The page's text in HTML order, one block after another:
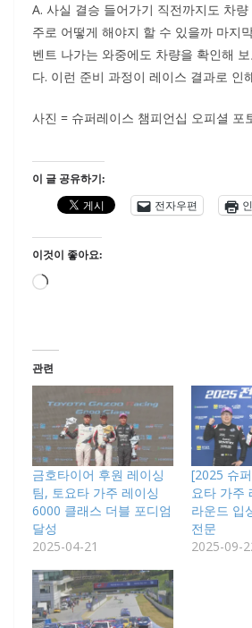
A. 사실 결승 들어가기 직전까지도 차
주로 어떻게 해야지 할 수 있을까 마지
벤트 나가는 와중에도 차량을 확인해
다. 이런 준비 과정이 레이스 결과로 인
사진 = 슈퍼레이스 챔피언십 오피셜 포
이 글 공유하기:
전자우편
이것이 좋아요:
로
관련
금호타이어 후원 레이싱
팀, 토요타 가주 레이싱
6000 클래스 더블 포디엄
달성
2025-04-21
[2025 슈
요타 가주
라운드 입
전문
2025-09-